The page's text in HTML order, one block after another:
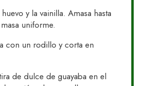
y la vainilla. Amasa hasta
uniforme.
con un rodillo y corta en
de dulce de guayaba en el